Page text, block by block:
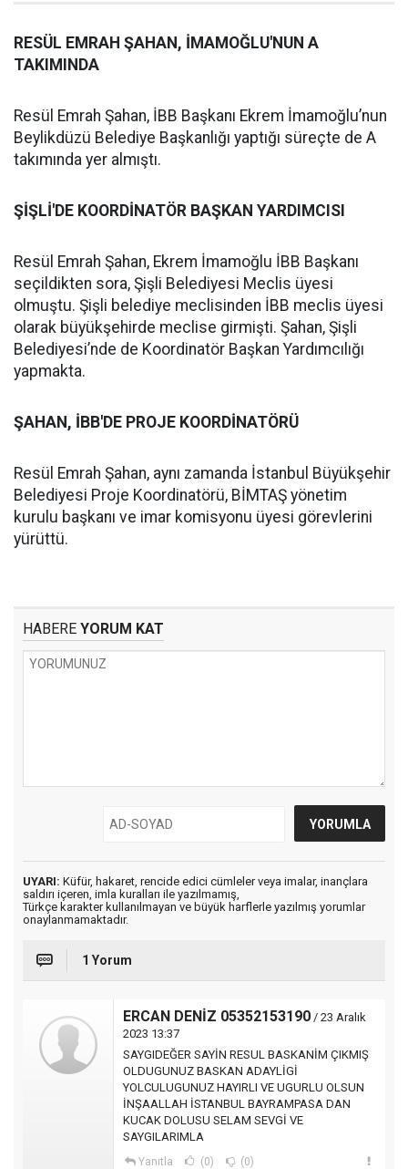
RESÜL EMRAH ŞAHAN, İMAMOĞLU'NUN A
TAKIMINDA
Resül Emrah Şahan, İBB Başkanı Ekrem İmamoğlu’nun
Beylikdüzü Belediye Başkanlığı yaptığı süreçte de A
takımında yer almıştı.
ŞİŞLİ'DE KOORDİNATÖR BAŞKAN YARDIMCISI
Resül Emrah Şahan, Ekrem İmamoğlu İBB Başkanı
seçildikten sora, Şişli Belediyesi Meclis üyesi
olmuştu. Şişli belediye meclisinden İBB meclis üyesi
olarak büyükşehirde meclise girmişti. Şahan, Şişli
Belediyesi’nde de Koordinatör Başkan Yardımcılığı
yapmakta.
ŞAHAN, İBB'DE PROJE KOORDİNATÖRÜ
Resül Emrah Şahan, aynı zamanda İstanbul Büyükşehir
Belediyesi Proje Koordinatörü, BİMTAŞ yönetim
kurulu başkanı ve imar komisyonu üyesi görevlerini
yürüttü.
HABERE YORUM KAT
UYARI: Küfür, hakaret, rencide edici cümleler veya imalar, inançlara
saldırı içeren, imla kuralları ile yazılmamış,
Türkçe karakter kullanılmayan ve büyük harflerle yazılmış yorumlar
onaylanmamaktadır.
1 Yorum
ERCAN DENİZ 05352153190 / 23 Aralık
2023 13:37
SAYGIDEĞER SAYİN RESUL BASKANİM ÇIKMIŞ
OLDUGUNUZ BASKAN ADAYLİGİ
YOLCULUGUNUZ HAYIRLI VE UGURLU OLSUN
İNŞAALLAH İSTANBUL BAYRAMPASA DAN
KUCAK DOLUSU SELAM SEVGİ VE
SAYGILARIMLA
Yanıtla (0) (0)